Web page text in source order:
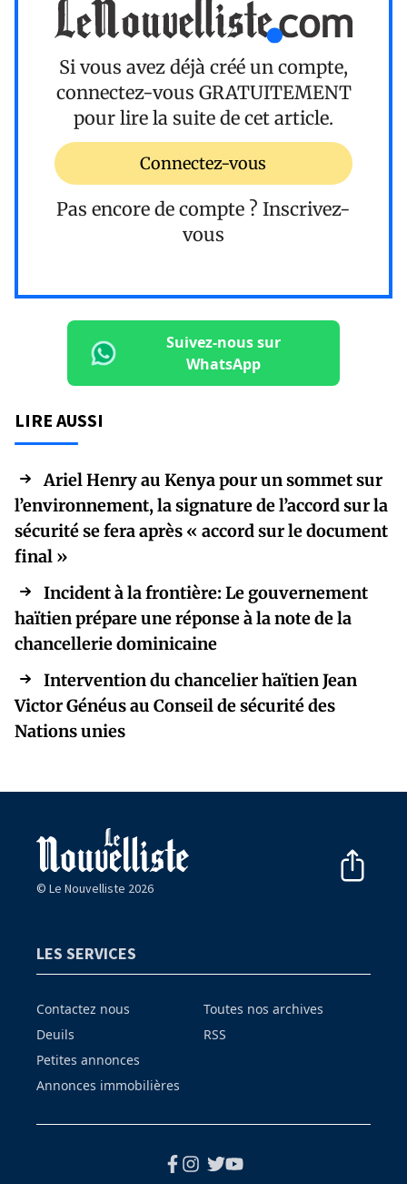
Si vous avez déjà créé un compte,
connectez-vous GRATUITEMENT
pour lire la suite de cet article.
Connectez-vous
Pas encore de compte ? Inscrivez-
vous
Suivez-nous sur
WhatsApp
LIRE AUSSI
Ariel Henry au Kenya pour un sommet sur
l’environnement, la signature de l’accord sur la
sécurité se fera après « accord sur le document
final »
Incident à la frontière: Le gouvernement
haïtien prépare une réponse à la note de la
chancellerie dominicaine
Intervention du chancelier haïtien Jean
Victor Généus au Conseil de sécurité des
Nations unies
© Le Nouvelliste 2026
LES SERVICES
Contactez nous
Deuils
Petites annonces
Annonces immobilières
Toutes nos archives
RSS